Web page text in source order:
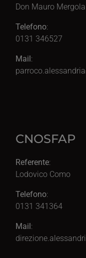
Don Mauro Mergola
Telefono:
0131 346527
Mail:
CNOSFAP
Referente:
Lodovico Como
Telefono:
0131 341364
Mail: